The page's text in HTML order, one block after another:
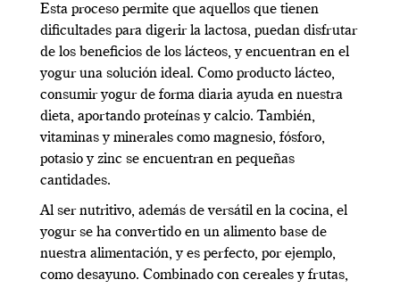
Esta proceso permite que aquellos que tienen
dificultades para digerir la lactosa, puedan disfrutar
de los beneficios de los lácteos, y encuentran en el
yogur una solución ideal. Como producto lácteo,
consumir yogur de forma diaria ayuda en nuestra
dieta, aportando proteínas y calcio. También,
vitaminas y minerales como magnesio, fósforo,
potasio y zinc se encuentran en pequeñas
cantidades.
Al ser nutritivo, además de versátil en la cocina, el
yogur se ha convertido en un alimento base de
nuestra alimentación, y es perfecto, por ejemplo,
como desayuno. Combinado con cereales y frutas,